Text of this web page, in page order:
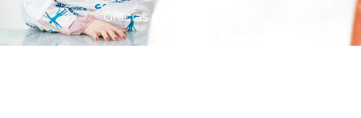
Gracias por tu paciencia.